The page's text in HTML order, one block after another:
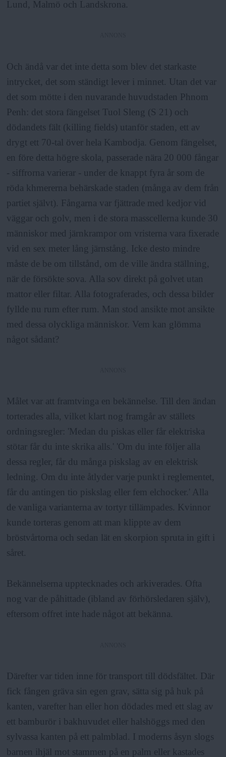
Lund, Malmö och Landskrona.
Och ändå var det inte detta som blev det starkaste
intrycket, det som ständigt lever i minnet. Utan det var
det som mötte i den nuvarande huvudstaden Phnom
Penh: det stora fängelset Tuol Sleng (S 21) och
dödandets fält (killing fields) utanför staden, ett av
drygt ett 70-tal över hela Kambodja. Genom fängelset,
en före detta högre skola, passerade nära 20 000 fångar
- siffrorna varierar - under de knappt fyra år som de
röda khmererna behärskade staden (många av dem från
partiet självt). Fångarna var fjättrade med kedjor vid
väggar och golv, men i de stora masscellerna kunde 30
människor med järnkrampor om vristerna vara fixerade
vid en sex meter lång järnstång. Icke desto mindre
måste de be om tillstånd, om de ville ändra ställning,
när de försökte sova. Alla sov direkt på golvet utan
mattor eller filtar. Alla fotograferades, och dessa bilder
fyllde nu rum efter rum. Man stod ansikte mot ansikte
med dessa olyckliga människor. Vem kan glömma
något sådant?
Målet var att framtvinga en bekännelse. Till den ändan
torterades alla, vilket klart nog framgår av ställets
ordningsregler: 'Medan du piskas eller får elektriska
stötar får du inte skrika alls.' 'Om du inte följer alla
dessa regler, får du många piskslag av en elektrisk
ledning. Om du inte åtlyder varje punkt i reglementet,
får du antingen tio piskslag eller fem elchocker.' Alla
de vanliga varianterna av tortyr tillämpades. Kvinnor
kunde torteras genom att man klippte av dem
bröstvårtorna och sedan lät en skorpion spruta in gift i
såret.
Bekännelserna upptecknades och arkiverades. Ofta
nog var de påhittade (ibland av förhörsledaren själv),
eftersom offret inte hade något att bekänna.
Därefter var tiden inne för transport till dödsfältet. Där
fick fången gräva sin egen grav, sätta sig på huk på
kanten, varefter han eller hon dödades med ett slag av
ett bamburör i bakhuvudet eller halshöggs med den
sylvassa kanten på ett palmblad. I moderns åsyn slogs
barnen ihjäl mot stammen på en palm eller kastades